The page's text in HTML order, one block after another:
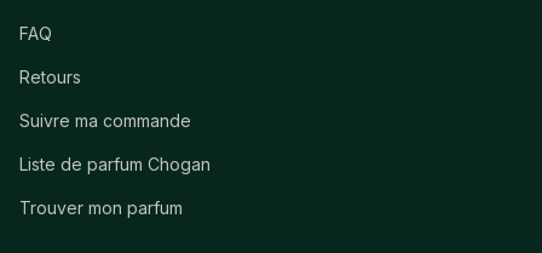
FAQ
Retours
Suivre ma commande
Liste de parfum Chogan
Trouver mon parfum